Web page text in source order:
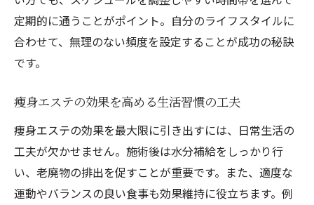
定期的に通うことがポイント。自分のライフスタイルに
合わせて、無理のない頻度を設定することが成功の秘訣
です。
痩身エステの効果を高める生活習慣の工夫
痩身エステの効果を最大限に引き出すには、日常生活の
工夫が欠かせません。施術後は水分補給をしっかり行
い、老廃物の排出を促すことが重要です。また、適度な
運動やバランスの良い食事も効果維持に役立ちます。例